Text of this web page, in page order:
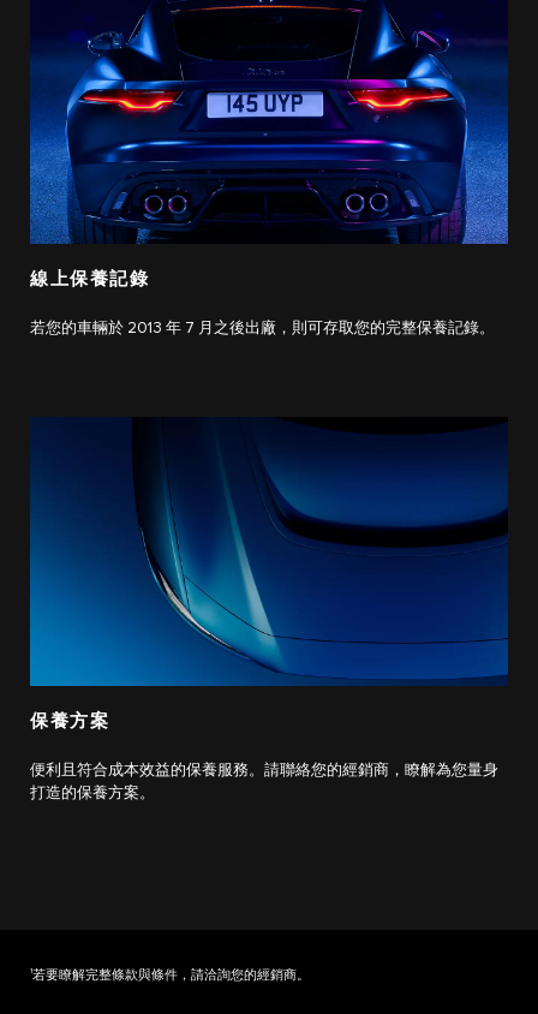
線上保養記錄
若您的車輛於 2013 年 7 月之後出廠，則可存取您的完整保養記錄。
保養方案
便利且符合成本效益的保養服務。請聯絡您的經銷商，瞭解為您量身
打造的保養方案。
1若要瞭解完整條款與條件，請洽詢您的經銷商。